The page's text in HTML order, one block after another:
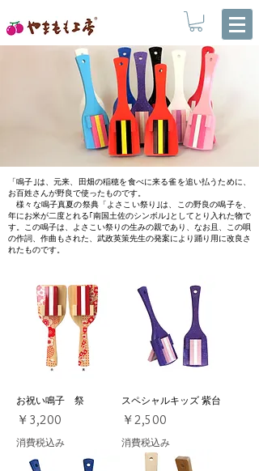
「鳴子｣は、元来、田畑の稲穂を食べに来る雀を追い払うために、
お百姓さんが野良で使ったものです。
様々な鳴子真夏の祭典「よさこい祭り｣は、この野良の鳴子を、
年にお米が二度とれる｢南国土佐のシンボル｣としてとり入れた物で
す。この鳴子は、よさこい祭りの生みの親であり、なお且、この唄
の作詞、作曲もされた、武政英策先生の発案により踊り用に改良さ
れたものです。
お祝い鳴子 祭
価格
￥3,200
消費税込み
スペシャルキッズ 紫台
価格
￥2,500
消費税込み